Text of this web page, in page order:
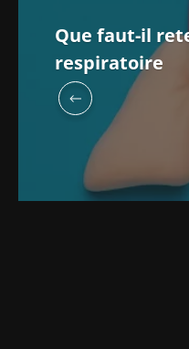
Que faut-il
respiratoire